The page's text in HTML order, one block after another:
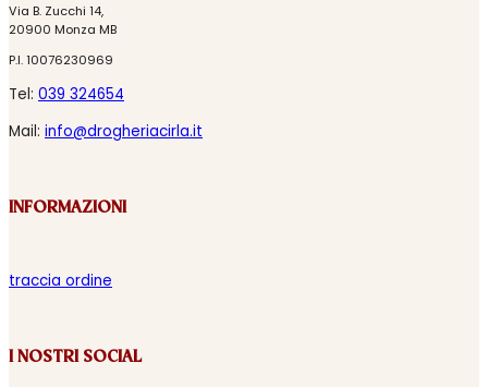
Via B. Zucchi 14,
20900 Monza MB
P.I. 10076230969
Tel: 039 324654
Mail: info@drogheriacirla.it
INFORMAZIONI
traccia ordine
I NOSTRI SOCIAL